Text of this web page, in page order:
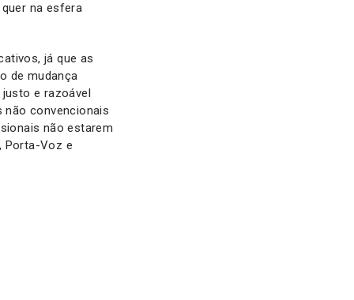
na esfera
já que as
de mudança
e razoável
não convencionais
não estarem
Porta-Voz e